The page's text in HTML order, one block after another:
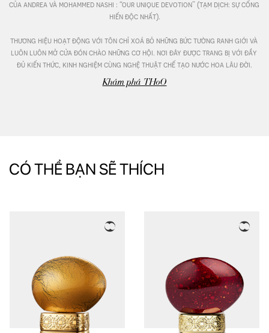
của andrea và mohammed nashi : “our unique devotion” (tạm dịch: sự cống
hiến độc nhất).
thương hiệu hoạt động với tôn chỉ xoá bỏ những bức tường ranh giới và
luôn luôn mở cửa đón chào những cơ hội. nơi đây được trang bị với đầy
đủ kiến thức, kinh nghiệm cùng nghệ thuật chế tạo nước hoa lâu đời.
Khám phá THoO
CÓ THỂ BẠN SẼ THÍCH